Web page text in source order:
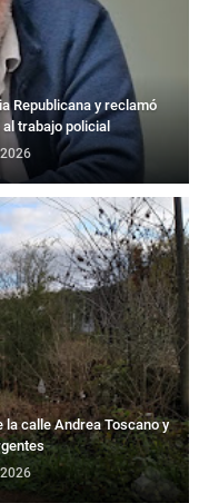
Republicana y reclamó
trabajo policial
la calle Andrea Toscano y